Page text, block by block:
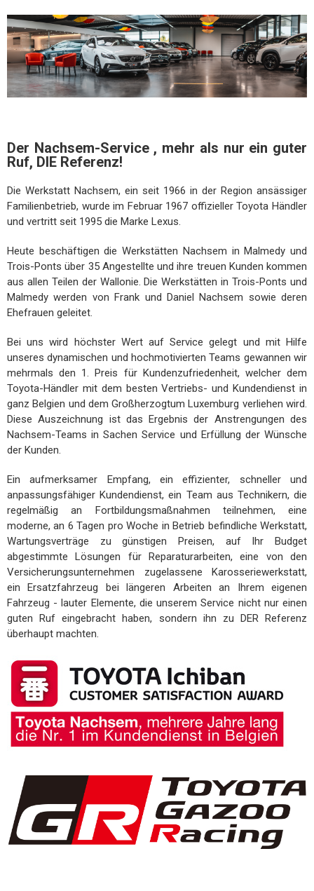
Der Nachsem-Service , mehr als nur ein guter
Ruf, DIE Referenz!
Die Werkstatt Nachsem, ein seit 1966 in der Region ansässiger
Familienbetrieb, wurde im Februar 1967 offizieller Toyota Händler
und vertritt seit 1995 die Marke Lexus.
Heute beschäftigen die Werkstätten Nachsem in Malmedy und
Trois-Ponts über 35 Angestellte und ihre treuen Kunden kommen
aus allen Teilen der Wallonie. Die Werkstätten in Trois-Ponts und
Malmedy werden von Frank und Daniel Nachsem sowie deren
Ehefrauen geleitet.
Bei uns wird höchster Wert auf Service gelegt und mit Hilfe
unseres dynamischen und hochmotivierten Teams gewannen wir
mehrmals den 1. Preis für Kundenzufriedenheit, welcher dem
Toyota-Händler mit dem besten Vertriebs- und Kundendienst in
ganz Belgien und dem Großherzogtum Luxemburg verliehen wird.
Diese Auszeichnung ist das Ergebnis der Anstrengungen des
Nachsem-Teams in Sachen Service und Erfüllung der Wünsche
der Kunden.
Ein aufmerksamer Empfang, ein effizienter, schneller und
anpassungsfähiger Kundendienst, ein Team aus Technikern, die
regelmäßig an Fortbildungsmaßnahmen teilnehmen, eine
moderne, an 6 Tagen pro Woche in Betrieb befindliche Werkstatt,
Wartungsverträge zu günstigen Preisen, auf Ihr Budget
abgestimmte Lösungen für Reparaturarbeiten, eine von den
Versicherungsunternehmen zugelassene Karosseriewerkstatt,
ein Ersatzfahrzeug bei längeren Arbeiten an Ihrem eigenen
Fahrzeug - lauter Elemente, die unserem Service nicht nur einen
guten Ruf eingebracht haben, sondern ihn zu DER Referenz
überhaupt machten.